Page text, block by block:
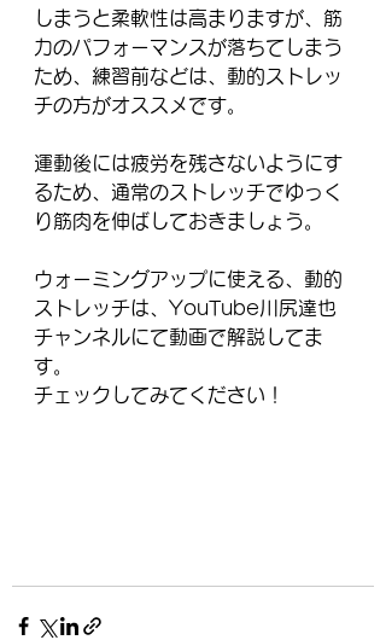
しまうと柔軟性は高まりますが、筋
力のパフォーマンスが落ちてしまう
ため、練習前などは、動的ストレッ
チの方がオススメです。
運動後には疲労を残さないようにす
るため、通常のストレッチでゆっく
り筋肉を伸ばしておきましょう。
ウォーミングアップに使える、動的
ストレッチは、YouTube川尻達也
チャンネルにて動画で解説してま
す。
チェックしてみてください！